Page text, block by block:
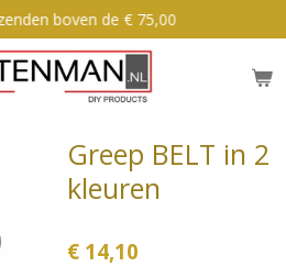
boven de € 75,00
Greep BELT in 2
kleuren
€ 14,10